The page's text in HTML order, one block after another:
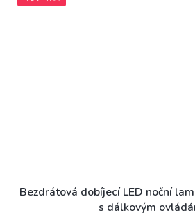
Bezdrátová dobíjecí LED noční
s dálkovým